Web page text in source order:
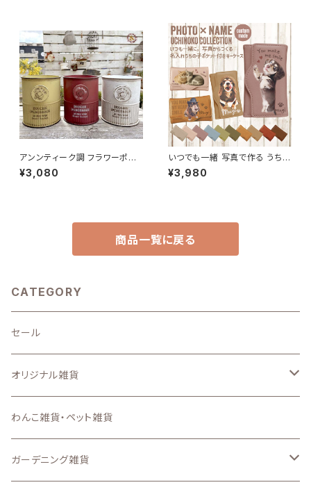
アンンティーク調 フラワーポット
プランター レトロ シャビー リト
ルレフーサークル
¥3,080
いつでも一緒 写真で作る うちの
子ポケット付きキーケース
¥3,980
商品一覧に戻る
CATEGORY
セール
オリジナル雑貨
キーホルダー
ステンシルシート
わんこ雑貨・ペット雑貨
ガーデニング雑貨